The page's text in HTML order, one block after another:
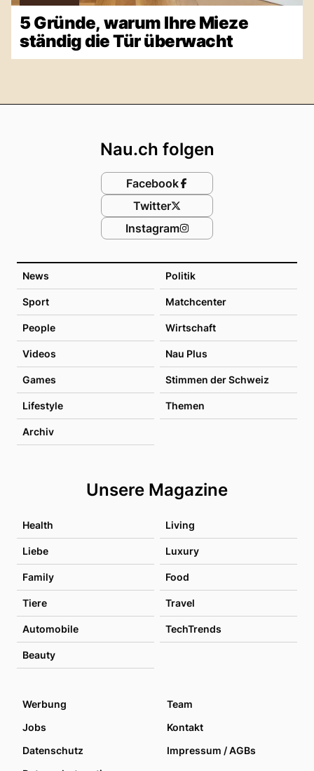
5 Gründe, warum Ihre Mieze
ständig die Tür überwacht
News Politik
Sport Matchcenter
People Wirtschaft
Videos Nau Plus
Games Stimmen der Schweiz
Lifestyle Themen
Archiv
Unsere Magazine
Health Living
Liebe Luxury
Family Food
Tiere Travel
Automobile TechTrends
Beauty
Nau.ch folgen
Facebook
Twitter
Instagram
Werbung
Team
Jobs
Kontakt
Datenschutz
Impressum / AGBs